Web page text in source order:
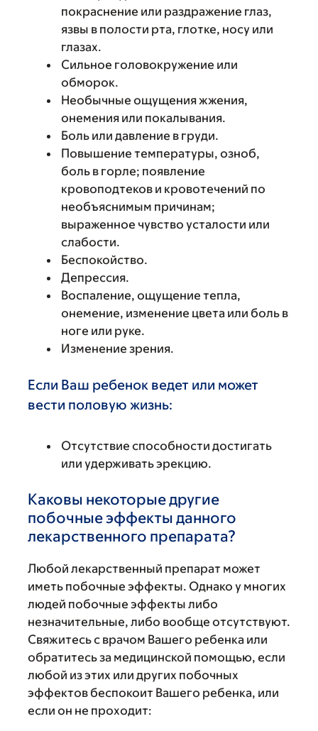
покраснение или раздражение глаз,
язвы в полости рта, глотке, носу или
глазах.
Сильное головокружение или
обморок.
Необычные ощущения жжения,
онемения или покалывания.
Боль или давление в груди.
Повышение температуры, озноб,
боль в горле; появление
кровоподтеков и кровотечений по
необъяснимым причинам;
выраженное чувство усталости или
слабости.
Беспокойство.
Депрессия.
Воспаление, ощущение тепла,
онемение, изменение цвета или боль в
ноге или руке.
Изменение зрения.
Если Ваш ребенок ведет или может
вести половую жизнь:
Отсутствие способности достигать
или удерживать эрекцию.
Каковы некоторые другие
побочные эффекты данного
лекарственного препарата?
Любой лекарственный препарат может
иметь побочные эффекты. Однако у многих
людей побочные эффекты либо
незначительные, либо вообще отсутствуют.
Свяжитесь с врачом Вашего ребенка или
обратитесь за медицинской помощью, если
любой из этих или других побочных
эффектов беспокоит Вашего ребенка, или
если он не проходит: